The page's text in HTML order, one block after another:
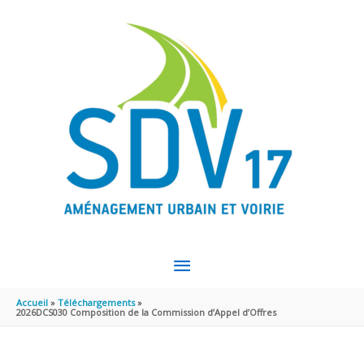
MENU
PRINCIPAL
Accueil
Téléchargements
2026DCS030 Composition de la Commission d’Appel d’Offres